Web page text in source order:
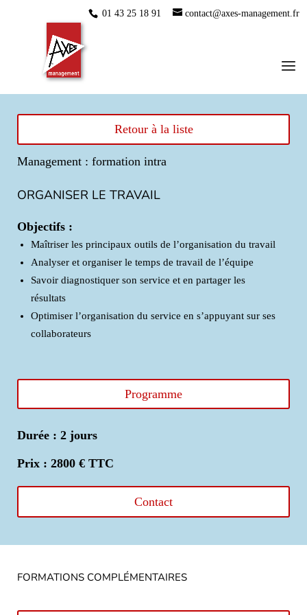
01 43 25 18 91 contact@axes-management.fr
Retour à la liste
Management : formation intra
ORGANISER LE TRAVAIL
Objectifs :
Maîtriser les principaux outils de l’organisation du travail
Analyser et organiser le temps de travail de l’équipe
Savoir diagnostiquer son service et en partager les
résultats
Optimiser l’organisation du service en s’appuyant sur ses
collaborateurs
Programme
Durée : 2 jours
Prix : 2800 € TTC
Contact
FORMATIONS COMPLÉMENTAIRES